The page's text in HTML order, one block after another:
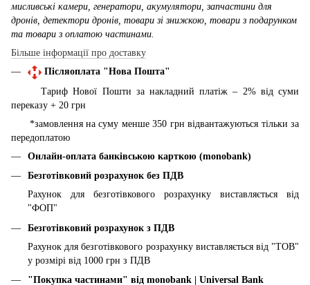
мисливські камери, генератори, акумулятори, запчастини для
дронів, детектори дронів, товари зі знижкою, товари з подарунком
та товари з оплатою частинами.
Більше інформації про доставку
Післяоплата "Нова Пошта"
Тариф Нової Пошти за накладний платіж – 2% від суми
переказу + 20 грн
*замовлення на суму менше 350 грн відвантажуються тільки за
передоплатою
Онлайн-оплата банківською карткою (monobank)
Безготівковий розрахунок без ПДВ
Рахунок для безготівкового розрахунку виставляється від
"ФОП"
Безготівковий розрахунок з ПДВ
Рахунок для безготівкового розрахунку виставляється від "ТОВ"
у розмірі від 1000 грн з ПДВ
"Покупка частинами" від monobank | Universal Bank